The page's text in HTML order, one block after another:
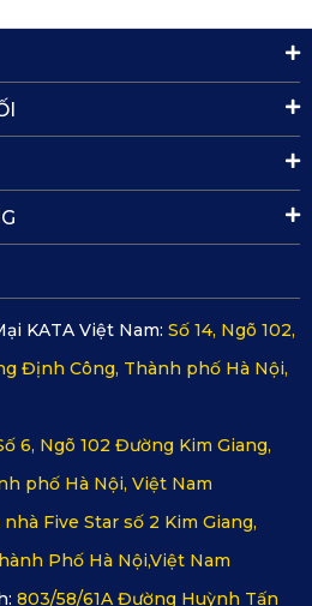
dụng vật liệu PVC nhưng chúng
ngặt. Những vật liệu đạt chứng
phép sử dụng chế tạo ra lót sàn ô
sinh ra các thành phần có mùi và
Do vậy rất an toàn cho người
Do vậy tấm thảm không bị xê
tránh tình huống kẹt chân ga
lót sàn chính hãng KATA đảm bảo
khỏe và quá trình di chuyển cho
KATA Việt Nam: Số 14, Ngõ 102,
Định Công, Thành phố Hà Nội,
6, Ngõ 102 Đường Kim Giang,
phố Hà Nội, Việt Nam
Five Star số 2 Kim Giang,
Phố Hà Nội,Việt Nam
803/58/61A Đường Huỳnh Tấn